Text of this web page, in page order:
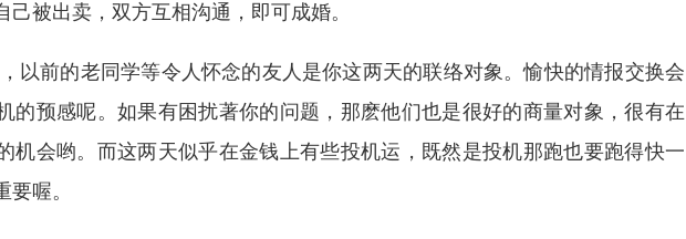
己被出卖，双方互相沟通，即可成婚。
以前的老同学等令人怀念的友人是你这两天的联络对象。愉快的情报交换会
的预感呢。如果有困扰著你的问题，那麽他们也是很好的商量对象，很有在
机会哟。而这两天似乎在金钱上有些投机运，既然是投机那跑也要跑得快一
喔。